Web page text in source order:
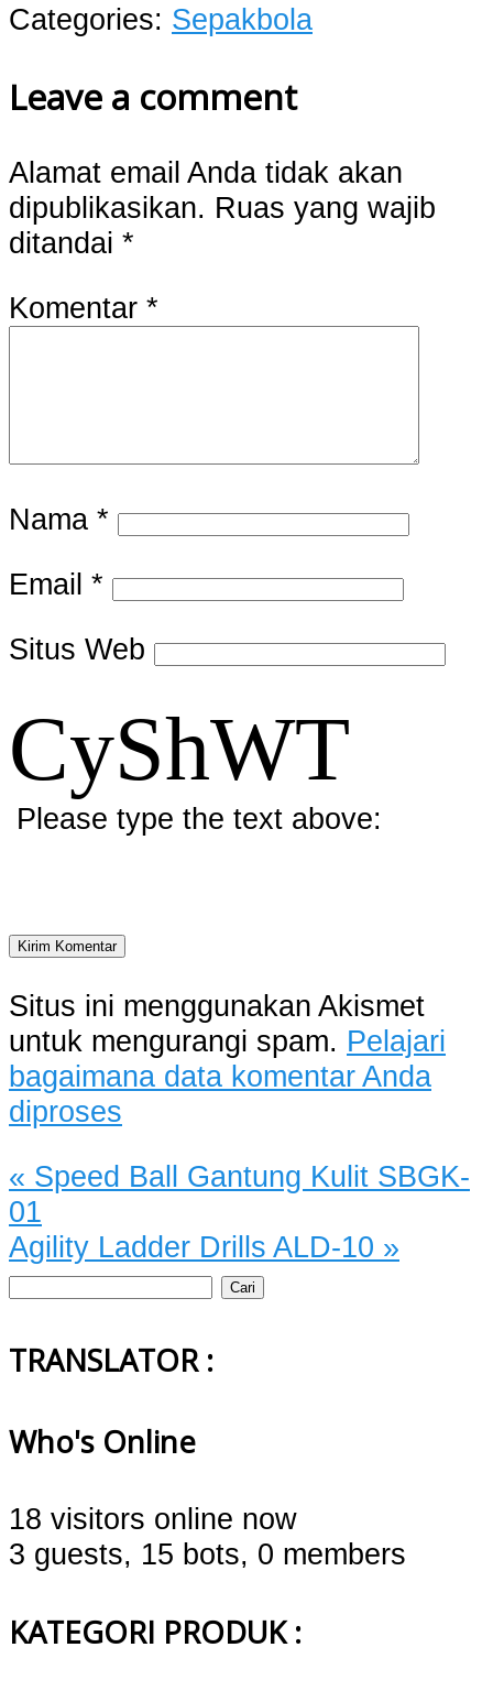
Categories: Sepakbola
Leave a comment
Alamat email Anda tidak akan
dipublikasikan. Ruas yang wajib
ditandai *
Komentar *
Nama *
Email *
Situs Web
CyShWT
Please type the text above:
Situs ini menggunakan Akismet
untuk mengurangi spam. Pelajari
bagaimana data komentar Anda
diproses
« Speed Ball Gantung Kulit SBGK-
01
Agility Ladder Drills ALD-10 »
Cari
TRANSLATOR :
Who's Online
18 visitors online now
3 guests, 15 bots, 0 members
KATEGORI PRODUK :